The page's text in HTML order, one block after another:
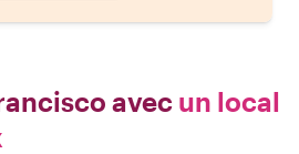
avec un local